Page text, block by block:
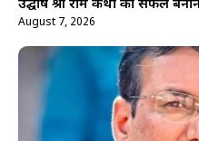
उद्घोष श्री राम कथा को सफल
August 7, 2026